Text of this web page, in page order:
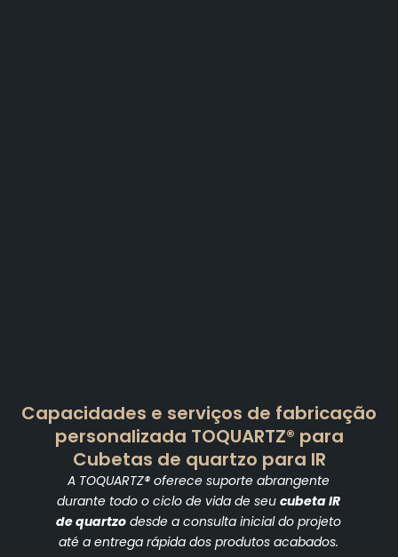
Capacidades e serviços de fabricação
personalizada TOQUARTZ® para
Cubetas de quartzo para IR
A TOQUARTZ® oferece suporte abrangente
durante todo o ciclo de vida de seucubeta IR
de quartzo desde a consulta inicial do projeto
até a entrega rápida dos produtos acabados.